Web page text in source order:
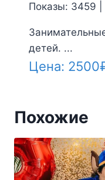
Показы: 3459 |
детей. ...
Цена: 2500
Похожие